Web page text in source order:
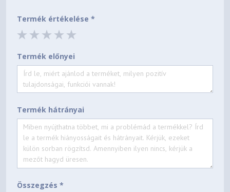
Termék értékelése *
Termék előnyei
Termék hátrányai
Összegzés *